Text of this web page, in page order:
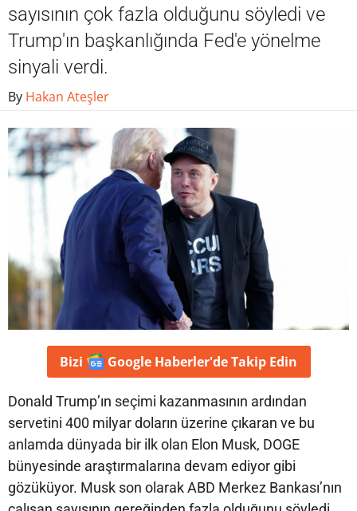
sayısının çok fazla olduğunu söyledi ve
Trump'ın başkanlığında Fed'e yönelme
sinyali verdi.
By Hakan Ateşler
Bizi Google Haberler'deTakip Edin
Donald Trump’ın seçimi kazanmasının ardından
servetini 400 milyar doların üzerine çıkaran ve bu
anlamda dünyada bir ilk olan Elon Musk, DOGE
bünyesinde araştırmalarına devam ediyor gibi
gözüküyor. Musk son olarak ABD Merkez Bankası’nın